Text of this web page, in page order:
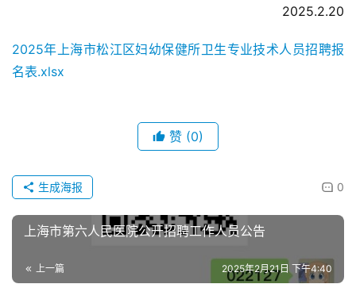
2025.2.20
2025年上海市松江区妇幼保健所卫生专业技术人员招聘报
名表.xlsx
赞 (0)
0
生成海报
上海市第六人民医院公开招聘工作人员公告
上一篇 2025年2月21日 下午4:40